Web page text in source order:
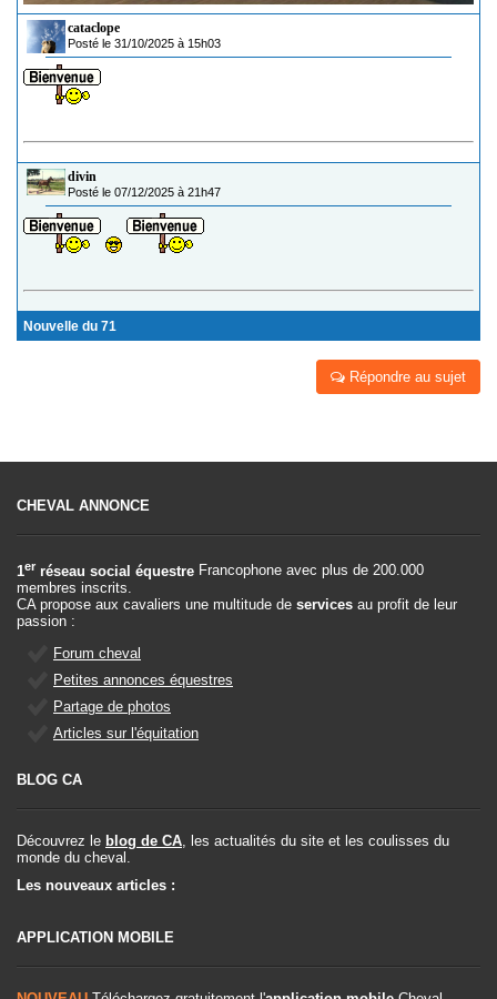
cataclope
Posté le 31/10/2025 à 15h03
divin
Posté le 07/12/2025 à 21h47
Nouvelle du 71
Répondre au sujet
CHEVAL ANNONCE
1er réseau social équestre Francophone avec plus de 200.000
membres inscrits.
CA propose aux cavaliers une multitude de services au profit de leur
passion :
Forum cheval
Petites annonces équestres
Partage de photos
Articles sur l'équitation
BLOG CA
Découvrez le blog de CA , les actualités du site et les coulisses du
monde du cheval.
Les nouveaux articles :
APPLICATION MOBILE